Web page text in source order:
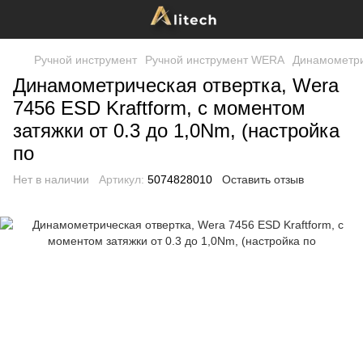
Ручной инструмент Ручной инструмент WERA
Динамометрическая отвертка, Wera
7456 ESD Kraftform, с моментом
затяжки от 0.3 до 1,0Nm, (настройка
по
Нет в наличии Артикул: 5074828010 Оставить отзыв